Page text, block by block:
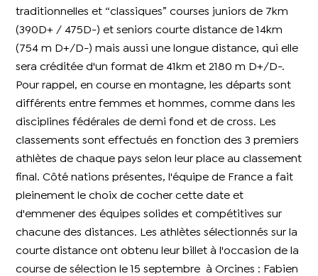
traditionnelles et “classiques” courses juniors de 7km
(390D+ / 475D-) et seniors courte distance de 14km
(754 m D+/D-) mais aussi une longue distance, qui elle
sera créditée d'un format de 41km et 2180 m D+/D-.
Pour rappel, en course en montagne, les départs sont
différents entre femmes et hommes, comme dans les
disciplines fédérales de demi fond et de cross. Les
classements sont effectués en fonction des 3 premiers
athlètes de chaque pays selon leur place au classement
final. Côté nations présentes, l'équipe de France a fait
pleinement le choix de cocher cette date et
d'emmener des équipes solides et compétitives sur
chacune des distances. Les athlètes sélectionnés sur la
courte distance ont obtenu leur billet à l'occasion de la
course de sélection le 15 septembre à Orcines : Fabien